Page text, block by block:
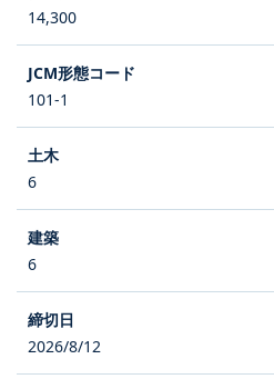
14,300
101-1
6
6
2026/8/12